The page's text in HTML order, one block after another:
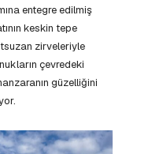
entegre edilmiş
keskin tepe
zirveleriyle
çevredeki
güzelliğini